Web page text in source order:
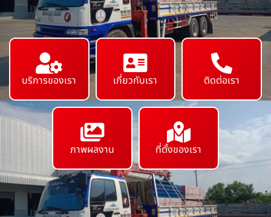
บริการของเรา เกี่ยวกับเรา ติดต่อเรา
ภาพผลงาน ที่ตั้งของเรา